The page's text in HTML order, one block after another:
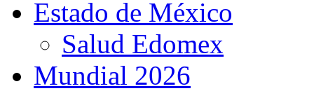
Estado de México
Salud Edomex
Mundial 2026